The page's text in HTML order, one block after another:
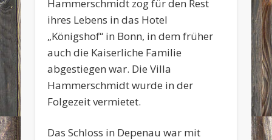
Hammerschmidt zog für den Rest
ihres Lebens in das Hotel
„Königshof“ in Bonn, in dem früher
auch die Kaiserliche Familie
abgestiegen war. Die Villa
Hammerschmidt wurde in der
Folgezeit vermietet.
Das Schloss in Depenau war mit